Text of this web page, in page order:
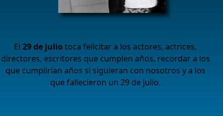
El29 de julio toca felicitar a los actores, actrices,
directores, escritores que cumplen años, recordar a los
que cumplirían años si siguieran con nosotros y a los
que fallecieron un 29 de julio.